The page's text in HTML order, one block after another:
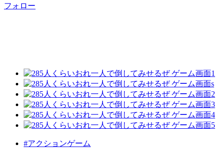
フォロー
#アクションゲーム